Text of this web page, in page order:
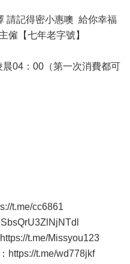
請記得密小惠噢 給你幸福
僱【七年老字號】
04：00（第一次消費都可
t.me/cc6861
https://t.me/Missyou123
https://t.me/wd778jkf